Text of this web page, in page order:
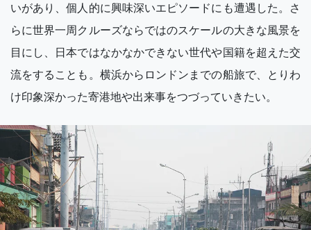
いがあり、個人的に興味深いエピソードにも遭遇した。さ
らに世界一周クルーズならではのスケールの大きな風景を
目にし、日本ではなかなかできない世代や国籍を超えた交
流をすることも。横浜からロンドンまでの船旅で、とりわ
け印象深かった寄港地や出来事をつづっていきたい。